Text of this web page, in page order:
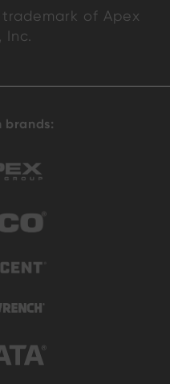
of Apex
Inc.
brands: